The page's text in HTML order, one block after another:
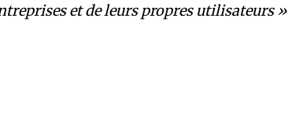
et de leurs propres utilisateurs »